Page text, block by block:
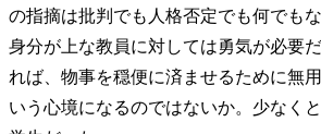
の指摘は批判でも人格否定でも何でも
身分が上な教員に対しては勇気が必要
れば、物事を穏便に済ませるために無
いう心境になるのではないか。少なく